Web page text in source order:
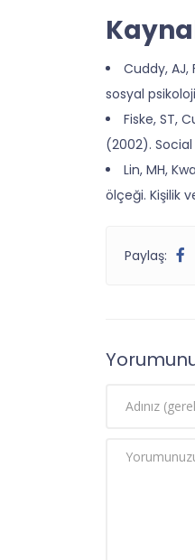
Cuddy, AJ,
sosyal
Fiske, ST,
(2002). Social
Lin, MH,
ölçeği. Kişilik
Paylaş: